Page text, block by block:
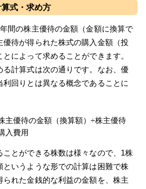
式・求め方
間の株主優待の金額（金額に換算で
優待が得られた株式の購入金額（投
によって求めることができます。
る計算式は次の通りです。なお、優
利回りとは異なる概念であることに
主優待の金額（換算額）÷株主優待
入費用
ことができる株数は様々なので、1株
というような形での計算は困難で株
られた金銭的な利益の金額を、株主